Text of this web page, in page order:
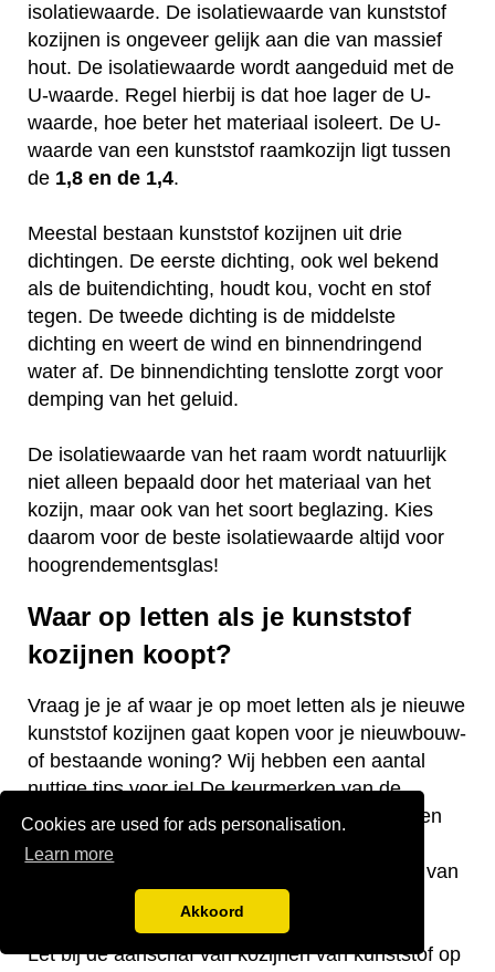
Cookies are used for ads personalisation.
Learn more
Akkoord
isolatiewaarde. De isolatiewaarde van kunststof
kozijnen is ongeveer gelijk aan die van massief
hout. De isolatiewaarde wordt aangeduid met de
U-waarde. Regel hierbij is dat hoe lager de U-
waarde, hoe beter het materiaal isoleert. De U-
waarde van een kunststof raamkozijn ligt tussen
de 1,8 en de 1,4.
Meestal bestaan kunststof kozijnen uit drie
dichtingen. De eerste dichting, ook wel bekend
als de buitendichting, houdt kou, vocht en stof
tegen. De tweede dichting is de middelste
dichting en weert de wind en binnendringend
water af. De binnendichting tenslotte zorgt voor
demping van het geluid.
De isolatiewaarde van het raam wordt natuurlijk
niet alleen bepaald door het materiaal van het
kozijn, maar ook van het soort beglazing. Kies
daarom voor de beste isolatiewaarde altijd voor
hoogrendementsglas!
Waar op letten als je kunststof
kozijnen koopt?
Vraag je je af waar je op moet letten als je nieuwe
kunststof kozijnen gaat kopen voor je nieuwbouw-
of bestaande woning? Wij hebben een aantal
nuttige tips voor je! De keurmerken van de
kozijnen, welke isolatiewaarde je nodig hebt en
belangrijke aandachtspunten bij de aanschaf van
kunststof kozijnen.
Let bij de aanschaf van kozijnen van kunststof op